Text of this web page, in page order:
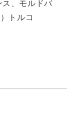
ス、モルドバ
トルコ